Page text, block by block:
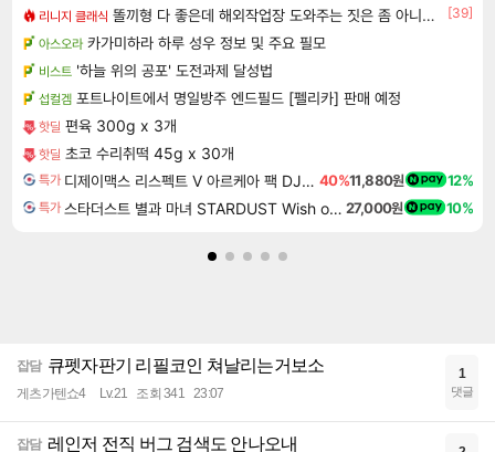
리니지 클래식 똘끼형 다 좋은데 해외작업장 도와주는 짓은 좀 아니지않냐?
[39]
아스오라 카가미하라 하루 성우 정보 및 주요 필모
비스트 '하늘 위의 공포' 도전과제 달성법
섭컬겜 포트나이트에서 명일방주 엔드필드 [펠리카] 판매 예정
핫딜 편육 300g x 3개
핫딜 초코 수리취떡 45g x 30개
특가 디제이맥스 리스펙트 V 아르케아 팩 DJMAX RESPECT V Arcaea Pack DLC 40%11,880원 12%
특가 스타더스트 별과 마녀 STARDUST Wish of Witch 27,000원 10%
잡담 큐펫자판기 리필코인 쳐날리는거보소
게츠가텐쇼4 Lv.21 조회 341 23:07
1
댓글
잡담 레인저 전직 버그 검색도 안나오내